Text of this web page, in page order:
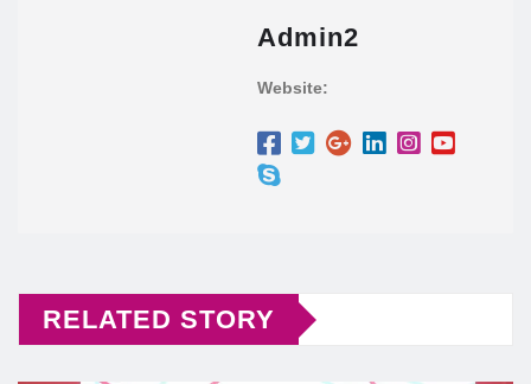
Admin2
Website:
RELATED STORY